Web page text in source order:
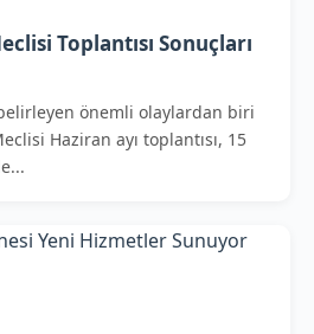
Toplantısı Sonuçları
önemli olaylardan biri
Haziran ayı toplantısı, 15